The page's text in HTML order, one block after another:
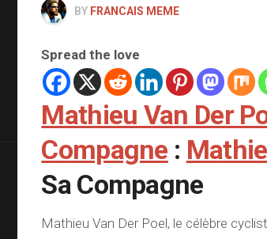
BY FRANCAIS MEME
Spread the love
Mathieu Van Der
Compagne :
Sa Compagne
Mathieu Van Der Poel, le célèbre